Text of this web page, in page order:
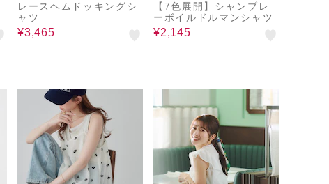
レースヘムドッキングシ
ャツ
¥3,465
【7色展開】シャンブレ
ーボイルドルマンシャツ
¥2,145